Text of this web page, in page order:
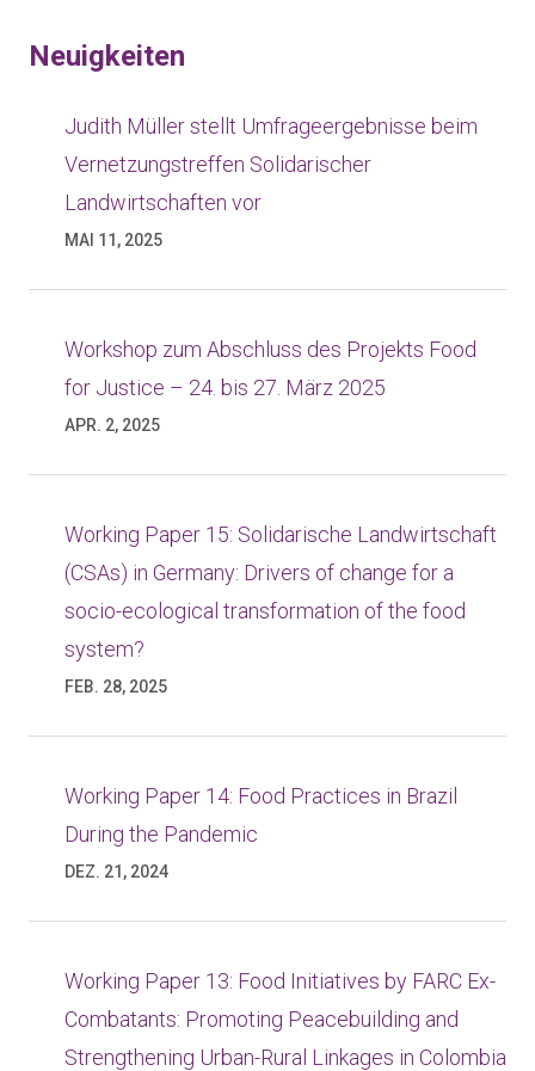
Neuigkeiten
Judith Müller stellt Umfrageergebnisse beim
Vernetzungstreffen Solidarischer
Landwirtschaften vor
MAI 11, 2025
Workshop zum Abschluss des Projekts Food
for Justice – 24. bis 27. März 2025
APR. 2, 2025
Working Paper 15: Solidarische Landwirtschaft
(CSAs) in Germany: Drivers of change for a
socio-ecological transformation of the food
system?
FEB. 28, 2025
Working Paper 14: Food Practices in Brazil
During the Pandemic
DEZ. 21, 2024
Working Paper 13: Food Initiatives by FARC Ex-
Combatants: Promoting Peacebuilding and
Strengthening Urban-Rural Linkages in Colombia